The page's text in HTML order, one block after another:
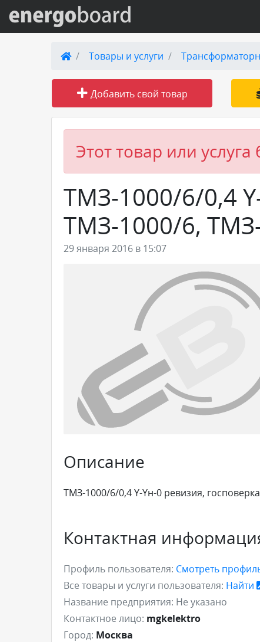
Вход на сайт
Поиск по сайту
Публикации
Добавить товар или услугу
Товары и услуги
Добавить свой товар
Этот товар или
ТМЗ-1000/6/0,4
ТМЗ-1000/6,
29 января 2016 в 15:07
Описание
ТМЗ-1000/6/0,4 Y-Yн-0 ревизия,
Контактная
Профиль пользователя: Смотреть
Все товары и услуги пользователя: Найти
Название предприятия: Не указано
Контактное лицо: mgkelektro
Город: Москва